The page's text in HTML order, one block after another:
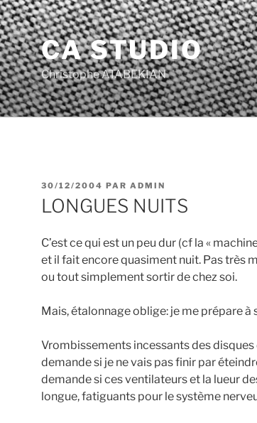
CA STUDIO
Christophe ATABEKIAN
PUBLIÉ
LE
30/12/2004 PAR ADMIN
LONGUES NUITS
C’est ce qui est un peu dur (cf la «
et il fait encore quasiment nuit. Pas très
ou tout simplement sortir de chez soi.
Mais, étalonnage oblige: je me prépare à
Vrombissements incessants des disques
demande si je ne vais pas finir par
demande si ces ventilateurs et la lueur
longue, fatiguants pour le système